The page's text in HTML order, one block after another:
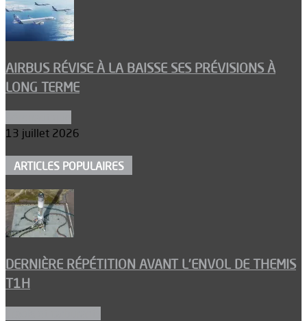
AIRBUS RÉVISE À LA BAISSE SES PRÉVISIONS À
LONG TERME
13 juillet 2026
ARTICLES POPULAIRES
DERNIÈRE RÉPÉTITION AVANT L’ENVOL DE THEMIS
T1H